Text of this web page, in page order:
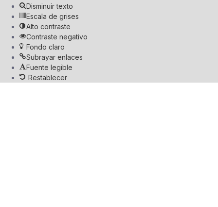
Disminuir texto
Escala de grises
Alto contraste
Contraste negativo
Fondo claro
Subrayar enlaces
Fuente legible
Restablecer